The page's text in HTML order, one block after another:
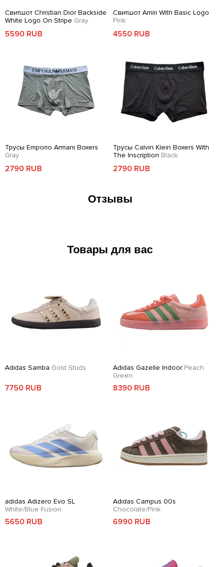
Свитшот Christian Dior Backside
White Logo On Stripe Gray
5590 RUB
Свитшот Amiri With Basic Logo
Pink
4550 RUB
Трусы Emporio Armani Boxers
Gray
2790 RUB
Трусы Calvin Klein Boxers With
The Inscription Black
2790 RUB
Отзывы
Товары для вас
Adidas Samba Gold Studs
7750 RUB
Adidas Gazelle Indoor Peach
Green
8390 RUB
adidas Adizero Evo SL
White/Blue Fusion
5650 RUB
Adidas Campus 00s
Chocolate/Pink
6990 RUB